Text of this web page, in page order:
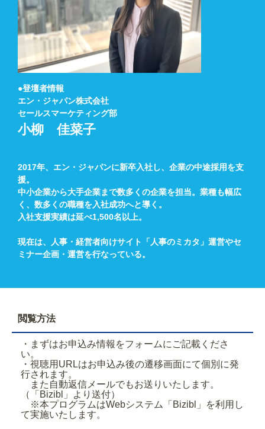
●登壇者情報
エン・ジャパン株式会社
セールスマーケティング部
小柳 佳菜子
2017年、エン・ジャパンに新卒入社し、企業の中途採用を支
援。
中小企業から大手企業まで数多くの企業を担当。業種も幅広
く、数多くの職種を入社成功へと導く。
入社支援実績は延べ1,500名以上。
現在は、人事・経営者向けサイト「人事のミカタ」運営やセ
ミナー企画・運営を行なっている。
閲覧方法
・まずはお申込み情報をフォームにご記載くださ
い。
・視聴用URLはお申込み後の遷移画面にて個別に発
行されます。
また自動返信メールでもお送りいたします。
（「Bizibl」より送付）
※本プログラムはWebシステム「Bizibl」を利用し
て実施いたします。